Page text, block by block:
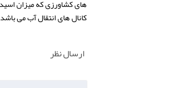
کانال های انتقال آب می
ارسال نظر